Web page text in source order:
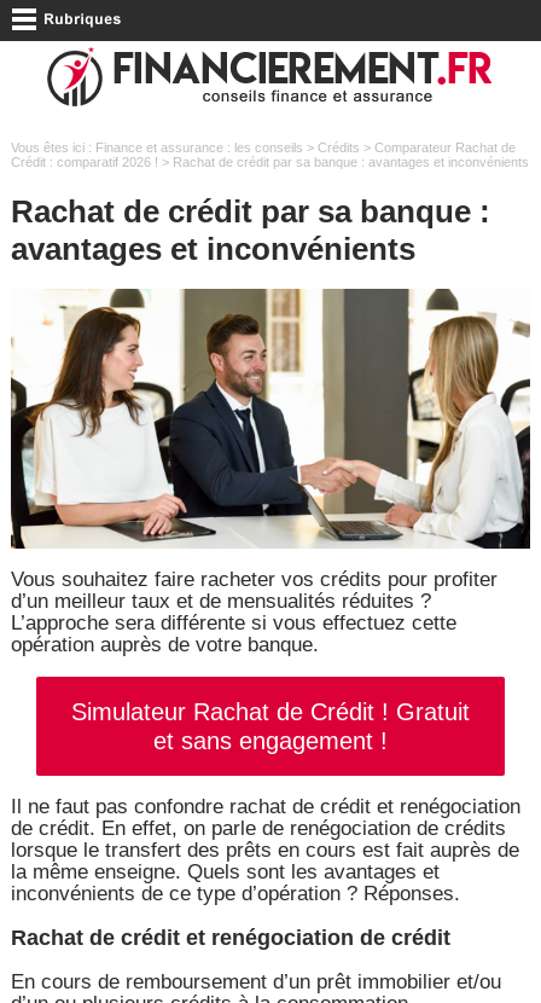
Vous êtes ici : Finance et assurance : les conseils > Crédits > Comparateur Rachat de
Crédit : comparatif 2026 ! > Rachat de crédit par sa banque : avantages et inconvénients
Rachat de crédit par sa banque :
avantages et inconvénients
Vous souhaitez faire racheter vos crédits pour profiter
d’un meilleur taux et de mensualités réduites ?
L’approche sera différente si vous effectuez cette
opération auprès de votre banque.
Simulateur Rachat de Crédit ! Gratuit
et sans engagement !
Il ne faut pas confondre rachat de crédit et renégociation
de crédit. En effet, on parle de renégociation de crédits
lorsque le transfert des prêts en cours est fait auprès de
la même enseigne. Quels sont les avantages et
inconvénients de ce type d’opération ? Réponses.
Rachat de crédit et renégociation de crédit
En cours de remboursement d’un prêt immobilier et/ou